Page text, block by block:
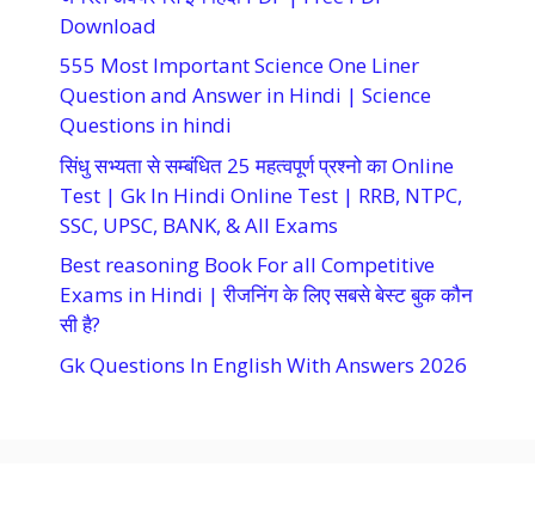
Download
555 Most Important Science One Liner
Question and Answer in Hindi | Science
Questions in hindi
सिंधु सभ्यता से सम्बंधित 25 महत्वपूर्ण प्रश्नो का Online
Test | Gk In Hindi Online Test | RRB, NTPC,
SSC, UPSC, BANK, & All Exams
Best reasoning Book For all Competitive
Exams in Hindi | रीजनिंग के लिए सबसे बेस्ट बुक कौन
सी है?
Gk Questions In English With Answers 2026